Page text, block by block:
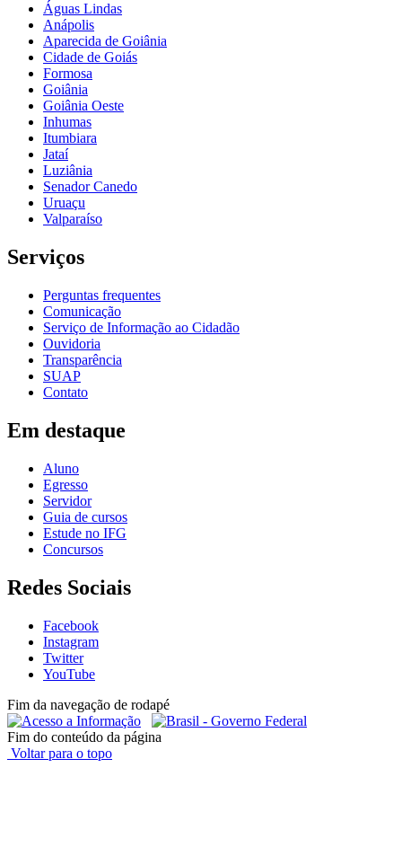
Águas Lindas
Anápolis
Aparecida de Goiânia
Cidade de Goiás
Formosa
Goiânia
Goiânia Oeste
Inhumas
Itumbiara
Jataí
Luziânia
Senador Canedo
Uruaçu
Valparaíso
Serviços
Perguntas frequentes
Comunicação
Serviço de Informação ao Cidadão
Ouvidoria
Transparência
SUAP
Contato
Em destaque
Aluno
Egresso
Servidor
Guia de cursos
Estude no IFG
Concursos
Redes Sociais
Facebook
Instagram
Twitter
YouTube
Fim da navegação de rodapé
Fim do conteúdo da página
Voltar para o topo